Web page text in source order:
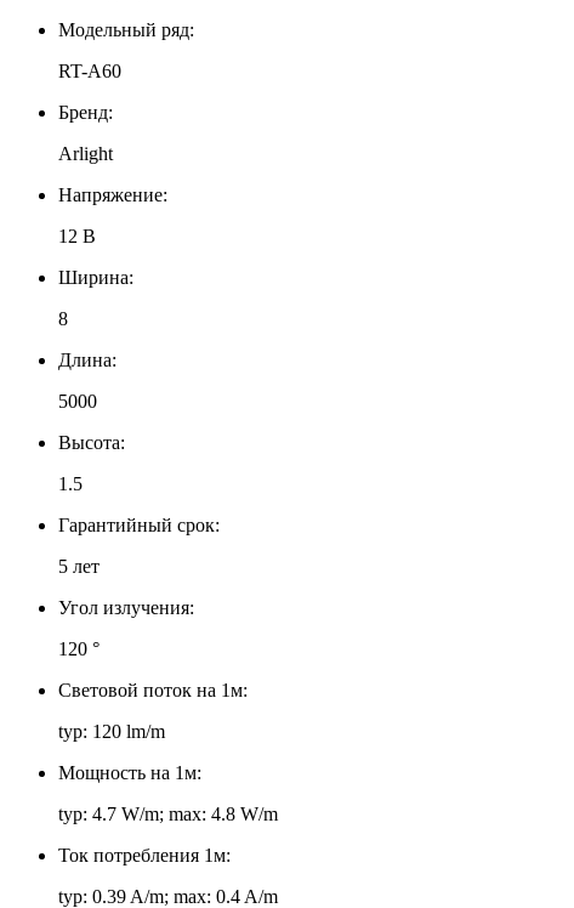
Модельный ряд:
RT-A60
Бренд:
Arlight
Напряжение:
12 В
Ширина:
8
Длина:
5000
Высота:
1.5
Гарантийный срок:
5 лет
Угол излучения:
120 °
Световой поток на 1м:
typ: 120 lm/m
Мощность на 1м:
typ: 4.7 W/m; max: 4.8 W/m
Ток потребления 1м:
typ: 0.39 A/m; max: 0.4 A/m